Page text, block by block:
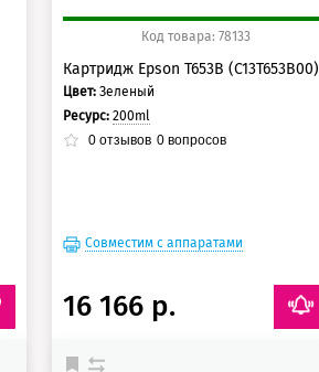
Код товара: 78133
Картридж Epson T653B (C13T653B00)
Цвет: Зеленый
Ресурс: 200ml
0отзывов 0вопросов
Совместим с аппаратами
16 166 р.